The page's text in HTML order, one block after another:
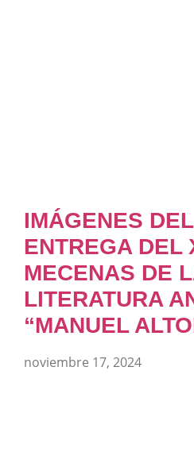
IMÁGENES
ENTREGA DEL
MECENAS DE
LITERATURA
“MANUEL
noviembre 17, 2024